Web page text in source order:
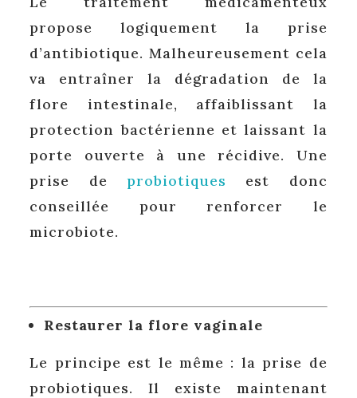
propose logiquement la prise
d’antibiotique. Malheureusement cela
va entraîner la dégradation de la
flore intestinale, affaiblissant la
protection bactérienne et laissant la
porte ouverte à une récidive. Une
prise de probiotiques est donc
conseillée pour renforcer le
microbiote.
Restaurer la flore vaginale
Le principe est le même : la prise de
probiotiques. Il existe maintenant